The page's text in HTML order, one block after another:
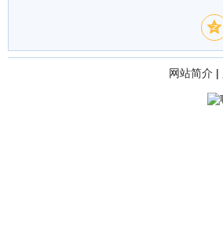
网站简介 |